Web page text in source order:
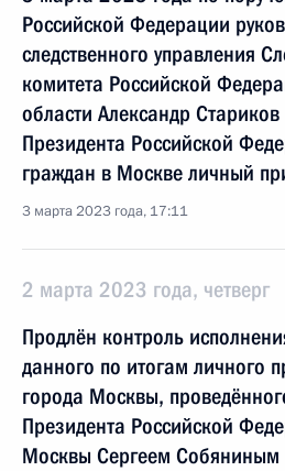
Российской Федерации
следственного управления
комитета Российской
области Александр
Президента Российской
граждан в Москве личный
3 марта 2023 года, 17:11
2 марта 2023 года, четверг
Продлён контроль
данного по итогам личного
города Москвы,
Президента Российской
Москвы Сергеем